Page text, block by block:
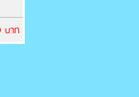
บาท